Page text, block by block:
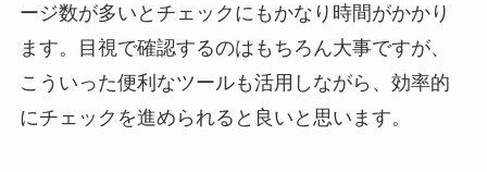
ージ数が多いとチェックにもかなり時間がかかり
ます。目視で確認するのはもちろん大事ですが、
こういった便利なツールも活用しながら、効率的
にチェックを進められると良いと思います。